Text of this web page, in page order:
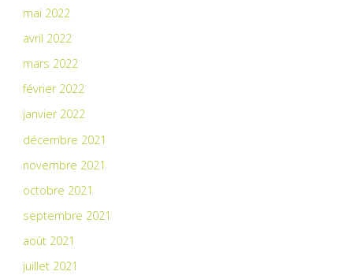
mai 2022
avril 2022
mars 2022
février 2022
janvier 2022
décembre 2021
novembre 2021
octobre 2021
septembre 2021
août 2021
juillet 2021